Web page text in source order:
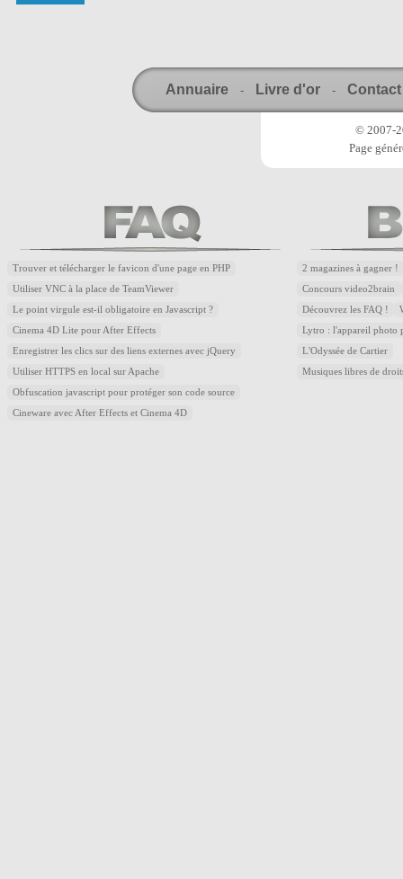
Annuaire - Livre d'or - Contact
© 2007-
Page
Trouver et télécharger le favicon d'une page en PHP
Utiliser VNC à la place de TeamViewer
Le point virgule est-il obligatoire en Javascript ?
Cinema 4D Lite pour After Effects
Enregistrer les clics sur des liens externes avec jQuery
Utiliser HTTPS en local sur Apache
Obfuscation javascript pour protéger son code source
Cineware avec After Effects et Cinema 4D
2 magazines à gagner !
Concours video2brain
Découvrez les FAQ !
Lytro : l'appareil photo
L'Odyssée de Cartier
Musiques libres de